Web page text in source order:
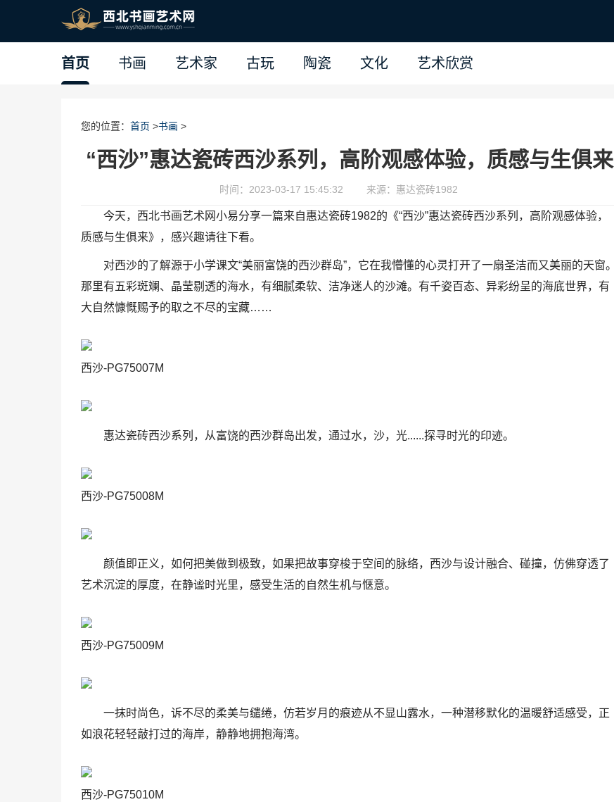
首页 书画 艺术家 古玩 陶瓷 文化 艺术欣赏
您的位置： 首页 >书画 >
“西沙”惠达瓷砖西沙系列，高阶观感体验，质感与生俱来
时间：2023-03-17 15:45:32 来源：惠达瓷砖1982
今天，西北书画艺术网小易分享一篇来自惠达瓷砖1982的《“西沙”惠达瓷砖西沙系列，高阶观感体验，
质感与生俱来》，感兴趣请往下看。
对西沙的了解源于小学课文“美丽富饶的西沙群岛”，它在我懵懂的心灵打开了一扇圣洁而又美丽的天窗。
那里有五彩斑斓、晶莹剔透的海水，有细腻柔软、洁净迷人的沙滩。有千姿百态、异彩纷呈的海底世界，有
大自然慷慨赐予的取之不尽的宝藏……
西沙-PG75007M
惠达瓷砖西沙系列，从富饶的西沙群岛出发，通过水，沙，光......探寻时光的印迹。
西沙-PG75008M
颜值即正义，如何把美做到极致，如果把故事穿梭于空间的脉络，西沙与设计融合、碰撞，仿佛穿透了
艺术沉淀的厚度，在静谧时光里，感受生活的自然生机与惬意。
西沙-PG75009M
一抹时尚色，诉不尽的柔美与缱绻，仿若岁月的痕迹从不显山露水，一种潜移默化的温暖舒适感受，正
如浪花轻轻敲打过的海岸，静静地拥抱海湾。
西沙-PG75010M